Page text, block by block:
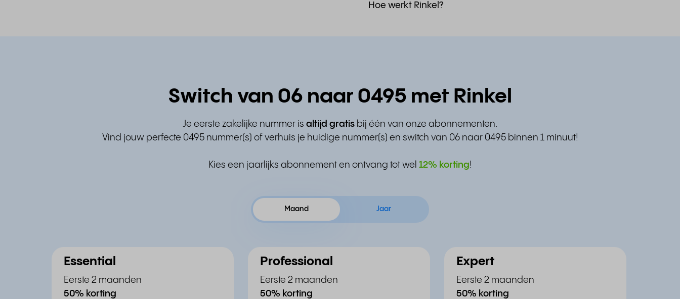
Hoe werkt Rinkel?
Switch van 06 naar 0495 met Rinkel
Je eerste zakelijke nummer is altijd gratisbij één van onze abonnementen.
Vind jouw perfecte 0495 nummer(s) of verhuis je huidige nummer(s) en switch van 06 naar 0495 binnen 1 minuut!
Kies een jaarlijks abonnement en ontvang tot wel 12% korting!
Maand Jaar
Essential
Eerste 2 maanden
50% korting
Professional
Eerste 2 maanden
50% korting
Expert
Eerste 2 maanden
50% korting